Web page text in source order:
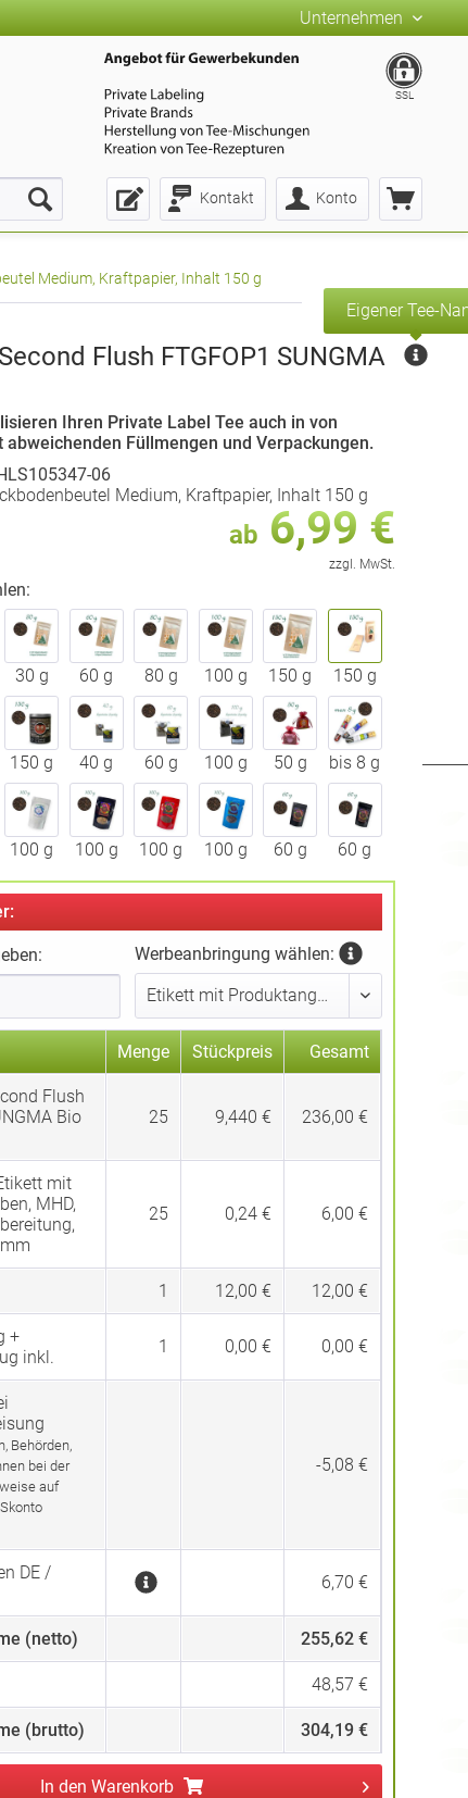
Unternehmen
Kontakt Konto
SSL
Medium, Kraftpapier, Inhalt 150 g
Flush FTGFOP1 SUNGMA
Eigener Tee-
Ihren Private Label Tee auch in von
abweichenden Füllmengen und Verpackungen.
06
Medium, Kraftpapier, Inhalt 150 g
ab 6,99 €
zzgl. MwSt.
30 g 60 g 80 g 100 g 150 g 150 g
150 g 40 g 60 g 100 g 50 g bis 8 g
100 g 100 g 100 g 100 g 60 g 60 g
Werbeanbringung wählen:
Menge Stückpreis Gesamt
Flush
Bio
25 9,440 € 236,00 €
mit
MHD,
25 0,24 € 6,00 €
1 12,00 € 12,00 €
+
inkl.
1 0,00 € 0,00 €
Behörden,
bei der
auf
-5,08 €
DE /
6,70 €
(netto) 255,62 €
48,57 €
(brutto) 304,19 €
In den Warenkorb